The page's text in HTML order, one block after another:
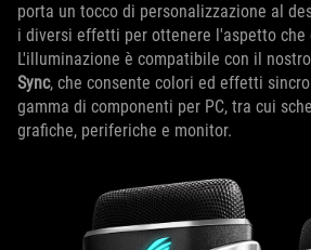
porta un tocco di personalizzazione al
i diversi effetti per ottenere l'aspetto che
L'illuminazione è compatibile con il
Sync, che consente colori ed effetti
gamma di componenti per PC, tra cui
grafiche, periferiche e monitor.